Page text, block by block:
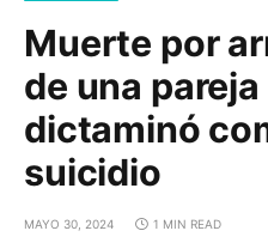
Muerte por
de una
dictaminó
suicidio
MAYO 30, 2024 1 MIN READ